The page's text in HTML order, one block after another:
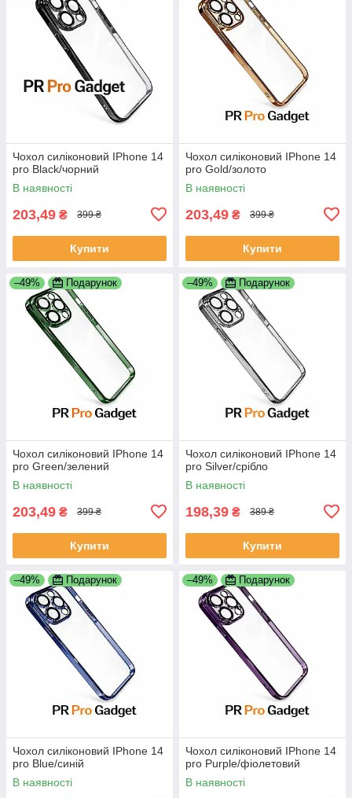
Чохол силіконовий IPhone 14
pro Black/чорний
В наявності
203,49 ₴ 399 ₴
Купити
Чохол силіконовий IPhone 14
pro Gold/золото
В наявності
203,49 ₴ 399 ₴
Купити
–49% Подарунок
Чохол силіконовий IPhone 14
pro Green/зелений
В наявності
203,49 ₴ 399 ₴
Купити
–49% Подарунок
Чохол силіконовий IPhone 14
pro Silver/срібло
В наявності
198,39 ₴ 389 ₴
Купити
–49% Подарунок
Чохол силіконовий IPhone 14
pro Blue/синій
В наявності
–49% Подарунок
Чохол силіконовий IPhone 14
pro Purple/фіолетовий
В наявності